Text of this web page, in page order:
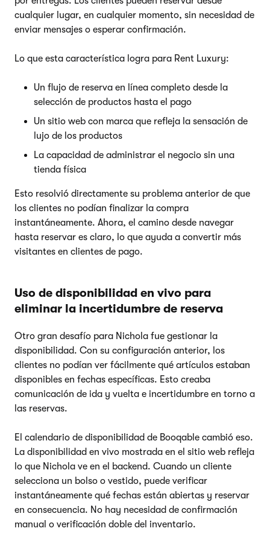
cualquier lugar, en cualquier momento, sin necesidad de
enviar mensajes o esperar confirmación.
Lo que esta característica logra para Rent Luxury:
Un flujo de reserva en línea completo desde la
selección de productos hasta el pago
Un sitio web con marca que refleja la sensación de
lujo de los productos
La capacidad de administrar el negocio sin una
tienda física
Esto resolvió directamente su problema anterior de que
los clientes no podían finalizar la compra
instantáneamente. Ahora, el camino desde navegar
hasta reservar es claro, lo que ayuda a convertir más
visitantes en clientes de pago.
Uso de disponibilidad en vivo para
eliminar la incertidumbre de reserva
Otro gran desafío para Nichola fue gestionar la
disponibilidad. Con su configuración anterior, los
clientes no podían ver fácilmente qué artículos estaban
disponibles en fechas específicas. Esto creaba
comunicación de ida y vuelta e incertidumbre en torno a
las reservas.
El calendario de disponibilidad de Booqable cambió eso.
La disponibilidad en vivo mostrada en el sitio web refleja
lo que Nichola ve en el backend. Cuando un cliente
selecciona un bolso o vestido, puede verificar
instantáneamente qué fechas están abiertas y reservar
en consecuencia. No hay necesidad de confirmación
manual o verificación doble del inventario.